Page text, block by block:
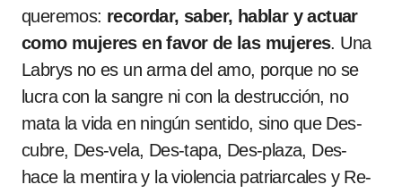
queremos: recordar, saber, hablar y actuar
como mujeres en favor de las mujeres. Una
Labrys no es un arma del amo, porque no se
lucra con la sangre ni con la destrucción, no
mata la vida en ningún sentido, sino que Des-
cubre, Des-vela, Des-tapa, Des-plaza, Des-
hace la mentira y la violencia patriarcales y Re-